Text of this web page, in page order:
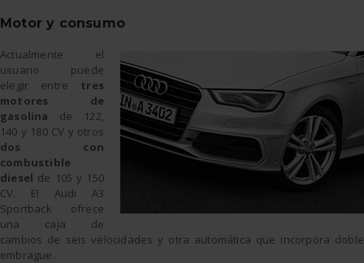
Motor y consumo
Actualmente el
usuario puede
elegir entre tres
motores de
gasolina de 122,
140 y 180 CV y otros
dos con
combustible
diesel de 105 y 150
CV. El Audi A3
Sportback ofrece
una caja de
cambios de seis velocidades y otra automática que incorpora doble
embrague.